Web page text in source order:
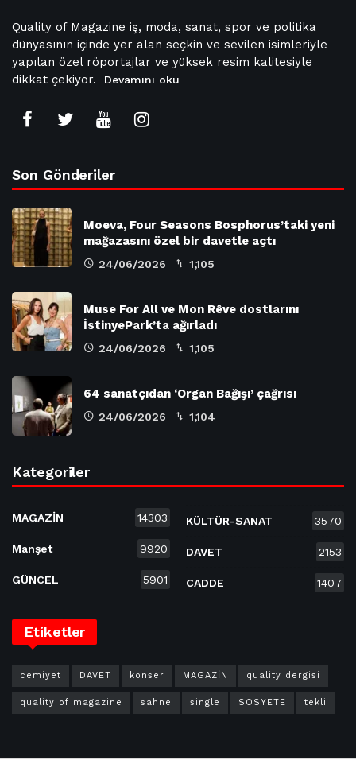
Quality of Magazine iş, moda, sanat, spor ve politika
dünyasının içinde yer alan seçkin ve sevilen isimleriyle
yapılan özel röportajlar ve yüksek resim kalitesiyle
dikkat çekiyor.
Devamını oku
Son Gönderiler
Moeva, Four Seasons Bosphorus’taki yeni
mağazasını özel bir davetle açtı
24/06/2026 1,105
Muse For All ve Mon Rêve dostlarını
İstinyePark’ta ağırladı
24/06/2026 1,105
64 sanatçıdan ‘Organ Bağışı’ çağrısı
24/06/2026 1,104
Kategoriler
MAGAZİN 14303
Manşet 9920
GÜNCEL 5901
KÜLTÜR-SANAT 3570
DAVET 2153
CADDE 1407
Etiketler
cemiyet DAVET konser MAGAZİN quality dergisi
quality of magazine sahne single SOSYETE tekli